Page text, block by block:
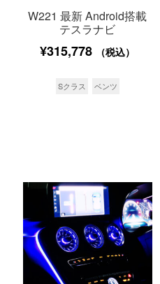
W221 最新 Android搭載
テスラナビ
¥315,778 （税込）
Sクラス ベンツ